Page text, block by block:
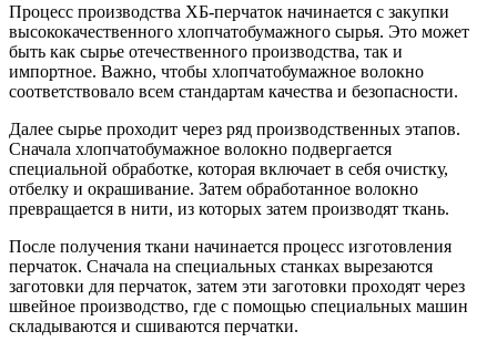
Процесс производства ХБ-перчаток начинается с закупки
высококачественного хлопчатобумажного сырья. Это может
быть как сырье отечественного производства, так и
импортное. Важно, чтобы хлопчатобумажное волокно
соответствовало всем стандартам качества и безопасности.
Далее сырье проходит через ряд производственных этапов.
Сначала хлопчатобумажное волокно подвергается
специальной обработке, которая включает в себя очистку,
отбелку и окрашивание. Затем обработанное волокно
превращается в нити, из которых затем производят ткань.
После получения ткани начинается процесс изготовления
перчаток. Сначала на специальных станках вырезаются
заготовки для перчаток, затем эти заготовки проходят через
швейное производство, где с помощью специальных машин
складываются и сшиваются перчатки.